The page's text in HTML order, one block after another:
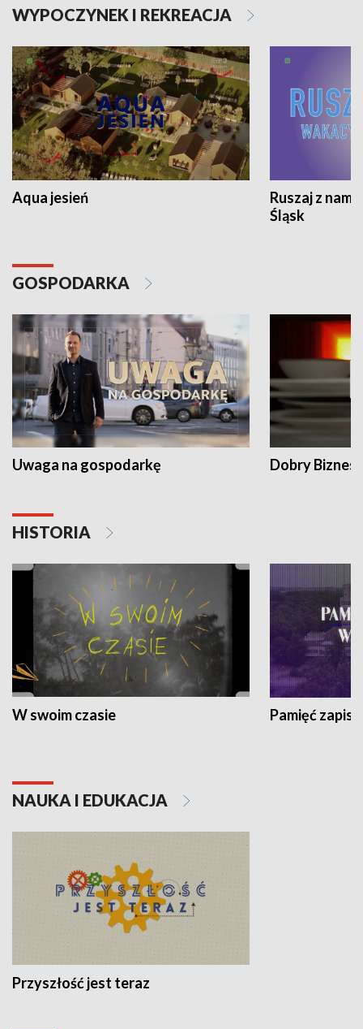
WYPOCZYNEK I REKREACJA
Aqua jesień
Ruszaj z
Śląsk
GOSPODARKA
Uwaga na gospodarkę Dobry Biznes
HISTORIA
W swoim czasie Pamięć
NAUKA I EDUKACJA
Przyszłość jest teraz